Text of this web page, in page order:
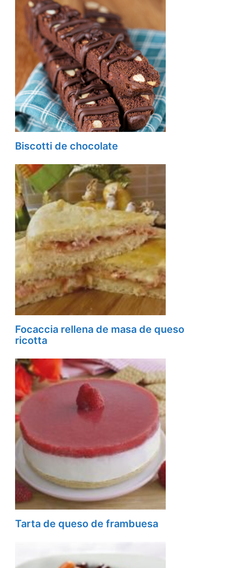
Biscotti de chocolate
Focaccia rellena de masa de queso
ricotta
Tarta de queso de frambuesa